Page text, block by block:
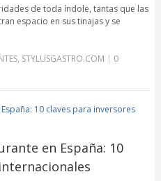
de toda índole, tantas que las
espacio en sus tinajas y se
, STYLUSGASTRO.COM | 0
en España: 10